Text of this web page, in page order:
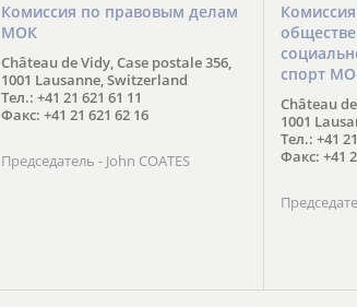
Комиссия по правовым делам
МОК
Château de Vidy, Case postale 356,
1001 Lausanne, Switzerland
Тел.: +41 21 621 61 11
Факс: +41 21 621 62 16
Председатель - John COATES
спорт
Château
1001
Тел.: +41
Факс: +41